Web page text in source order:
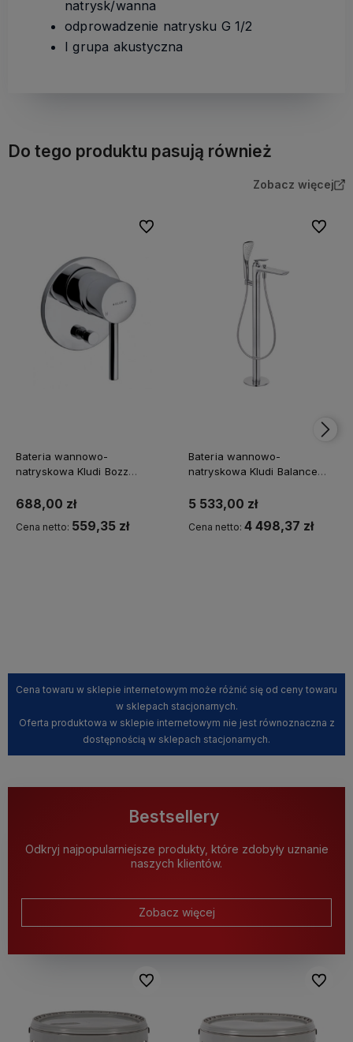
natrysk/wanna
odprowadzenie natrysku G 1/2
I grupa akustyczna
Do tego produktu pasują również
Zobacz więcej
Bateria wannowo-
natryskowa Kludi Bozz
688,00 zł
Cena netto: 559,35 zł
Do ulubionych
Bateria wannowo-
natryskowa Kludi Balance
5 533,00 zł
Cena netto: 4 498,37 zł
Do
Cena towaru w sklepie internetowym może różnić się od ceny towaru
w sklepach stacjonarnych.
Oferta produktowa w sklepie internetowym nie jest równoznaczna z
dostępnością w sklepach stacjonarnych.
Bestsellery
Odkryj najpopularniejsze produkty, które zdobyły uznanie
naszych klientów.
Zobacz więcej
Do ulubionych Do